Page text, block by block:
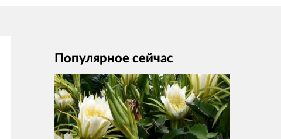
Популярное сейчас